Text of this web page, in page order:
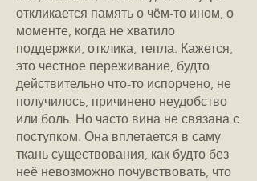
откликается память о чём-то ином, о
моменте, когда не хватило
поддержки, отклика, тепла. Кажется,
это честное переживание, будто
действительно что-то испорчено, не
получилось, причинено неудобство
или боль. Но часто вина не связана с
поступком. Она вплетается в саму
ткань существования, как будто без
неё невозможно почувствовать, что